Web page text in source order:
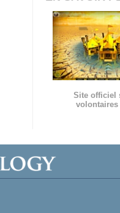
Site officiel